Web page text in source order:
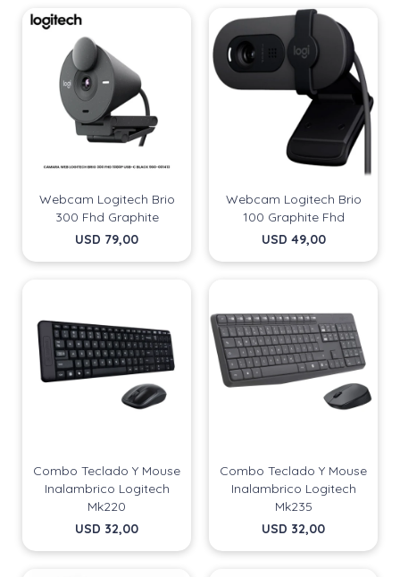
Webcam Logitech Brio
300 Fhd Graphite
USD 79,00
Webcam Logitech Brio
100 Graphite Fhd
USD 49,00
Combo Teclado Y Mouse
Inalambrico Logitech
Mk220
USD 32,00
Combo Teclado Y Mouse
Inalambrico Logitech
Mk235
USD 32,00